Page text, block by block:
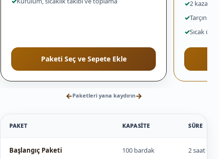
Paketi Seç ve Sepete Ekle
✓2 kazan
✓Tarçın ile
✓Sıcak
←Paketleri yana kaydırın→
PAKET KAPASITE SÜRE
Başlangıç Paketi 100 bardak 2 saat